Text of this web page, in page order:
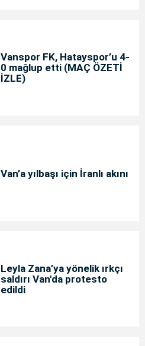
Vanspor FK, Hatayspor’u 4-
0 mağlup etti (MAÇ ÖZETİ
İZLE)
Van’a yılbaşı için İranlı akını
Leyla Zana’ya yönelik ırkçı
saldırı Van'da protesto
edildi